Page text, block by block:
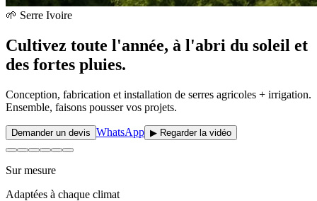
🌱 Serre Ivoire
Cultivez toute l'année, à l'abri du soleil et
des fortes pluies.
Conception, fabrication et installation de serres agricoles + irrigation.
Ensemble, faisons pousser vos projets.
Demander un devis WhatsApp ▶ Regarder la vidéo
Sur mesure
Adaptées à chaque climat